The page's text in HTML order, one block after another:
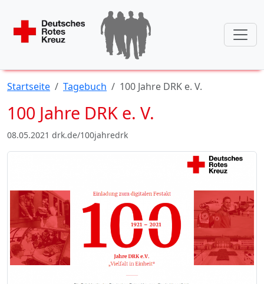
Startseite Tagebuch 100 Jahre DRK e. V.
100 Jahre DRK e. V.
08.05.2021 drk.de/100jahredrk